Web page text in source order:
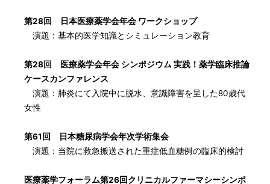
第28回 日本医療薬学会年会 ワークショップ
演題：基本的医学知識とシミュレーション教育
第28回 医療薬学会年会 シンポジウム 実践！薬学臨床推論
ケースカンファレンス
演題：肺炎にて入院中に脱水、意識障害を呈した80歳代
女性
第61回 日本糖尿病学会年次学術集会
演題：当院に救急搬送された重症低血糖例の臨床的検討
医療薬学フォーラム第26回クリニカルファーマシーシンポ